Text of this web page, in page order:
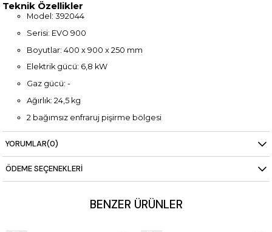
Teknik Özellikler
Model: 392044
Serisi: EVO 900
Boyutlar: 400 x 900 x 250 mm
Elektrik gücü: 6,8 kW
Gaz gücü: -
Ağırlık: 24,5 kg
2 bağımsız enfraruj pişirme bölgesi
Kompakt tasarım
YORUMLAR(0)
ÖDEME SEÇENEKLERI
BENZER ÜRÜNLER